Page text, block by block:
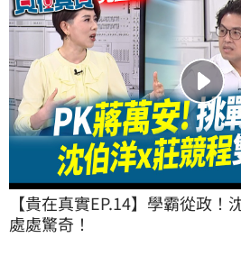
【貴在真實EP.14】學霸從政
處處驚奇！